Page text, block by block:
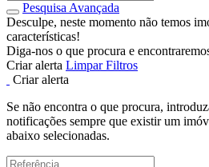
Pesquisa Avançada
Desculpe, neste momento não temos
características!
Diga-nos o que procura e
Criar alerta Limpar Filtros
Criar alerta
Se não encontra o que procura,
notificações sempre que existir um
abaixo selecionadas.